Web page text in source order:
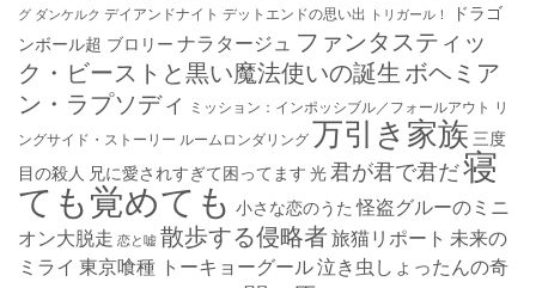
グ ダンケルク デイアンドナイト デットエンドの思い出 トリガール！
ドラゴ
ンボール超 ブロリー ナラタージュ ファンタスティッ
ク・ビーストと黒い魔法使いの誕生 ボヘミア
ン・ラプソディ ミッション：インポッシブル／フォールアウト リ
ングサイド・ストーリー ルームロンダリング万引き家族 三度
目の殺人 兄に愛されすぎて困ってます 光君が君で君だ寝
ても覚めても 小さな恋のうた 怪盗グルーのミニ
オン大脱走 恋と嘘 散歩する侵略者旅猫リポート 未来の
ミライ 東京喰種 トーキョーグール泣き虫しょったんの奇